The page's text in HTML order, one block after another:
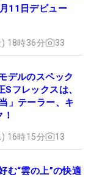
11日デビュー
18時36分 33
デルのスペック
フレックスは、
」テーラー、キ
16時15分 13
む“雲の上”の快適